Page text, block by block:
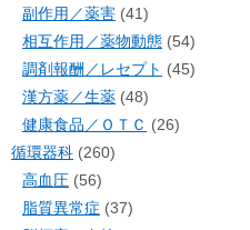
副作用／薬害 (41)
相互作用／薬物動態 (54)
調剤報酬／レセプト (45)
漢方薬／生薬 (48)
健康食品／ＯＴＣ (26)
循環器科 (260)
高血圧 (56)
脂質異常症 (37)